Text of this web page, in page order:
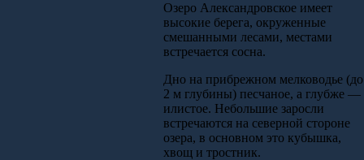
Озеро Александровское имеет
высокие берега, окруженные
смешанными лесами, местами
встречается сосна.
Дно на прибрежном мелководье (до
2 м глубины) песчаное, а глубже —
илистое. Небольшие заросли
встречаются на северной стороне
озера, в основном это кубышка,
хвощ и тростник.